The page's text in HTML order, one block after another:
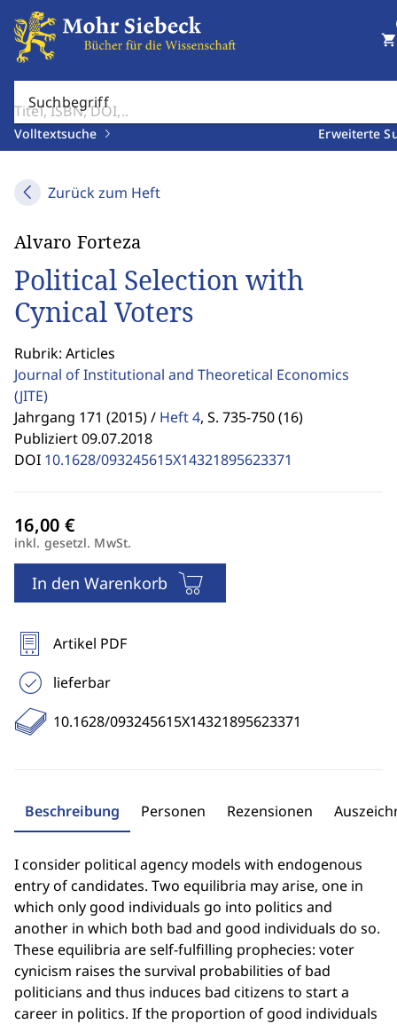
Suchbegriff
Volltextsuche Erweiterte
shopping_cart
Zurück zum Heft
Alvaro Forteza
Political Selection with
Cynical Voters
Rubrik: Articles
Journal of Institutional and Theoretical Economics
(JITE)
Jahrgang 171 (2015) / Heft 4, S. 735-750 (16)
Publiziert 09.07.2018
DOI 10.1628/093245615X14321895623371
inkl. gesetzl. MwSt.
In den Warenkorb
Artikel PDF
lieferbar
10.1628/093245615X14321895623371
Beschreibung Personen Rezensionen
I consider political agency models with endogenous
entry of candidates. Two equilibria may arise, one in
which only good individuals go into politics and
another in which both bad and good individuals do so.
These equilibria are self-fulfilling prophecies: voter
cynicism raises the survival probabilities of bad
politicians and thus induces bad citizens to start a
career in politics. If the proportion of good individuals